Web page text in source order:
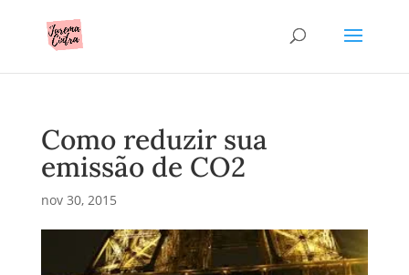
Como reduzir sua
emissão de CO2
nov 30, 2015